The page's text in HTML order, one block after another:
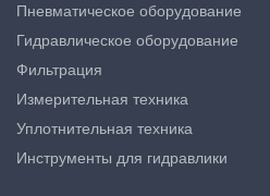
Пневматическое оборудование
Гидравлическое оборудование
Фильтрация
Измерительная техника
Уплотнительная техника
Инструменты для гидравлики